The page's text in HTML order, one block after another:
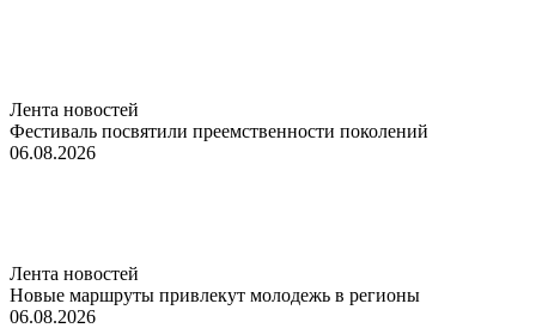
Лента новостей
Фестиваль посвятили преемственности поколений
06.08.2026
Лента новостей
Новые маршруты привлекут молодежь в регионы
06.08.2026